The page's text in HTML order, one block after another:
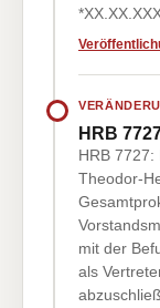
HRB
HRB 7727:
Theodor-
mit der
als